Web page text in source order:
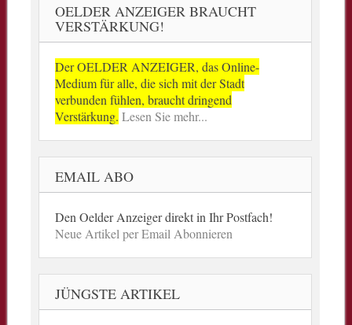
OELDER ANZEIGER BRAUCHT
VERSTÄRKUNG!
Der OELDER ANZEIGER, das Online-
Medium für alle, die sich mit der Stadt
verbunden fühlen, braucht dringend
Verstärkung. Lesen Sie mehr...
EMAIL ABO
Den Oelder Anzeiger direkt in Ihr Postfach!
Neue Artikel per Email Abonnieren
JÜNGSTE ARTIKEL